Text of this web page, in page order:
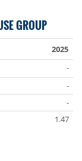
GROUP
2025
-
-
-
1.47